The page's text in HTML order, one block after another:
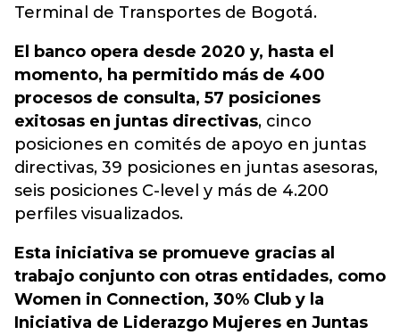
Terminal de Transportes de Bogotá.
El banco opera desde 2020 y, hasta el
momento, ha permitido más de 400
procesos de consulta, 57 posiciones
exitosas en juntas directivas, cinco
posiciones en comités de apoyo en juntas
directivas, 39 posiciones en juntas asesoras,
seis posiciones C-level y más de 4.200
perfiles visualizados.
Esta iniciativa se promueve gracias al
trabajo conjunto con otras entidades, como
Women in Connection, 30% Club y la
Iniciativa de Liderazgo Mujeres en Juntas